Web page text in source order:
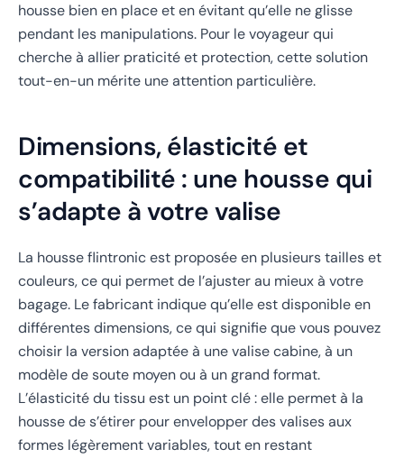
housse bien en place et en évitant qu’elle ne glisse
pendant les manipulations. Pour le voyageur qui
cherche à allier praticité et protection, cette solution
tout-en-un mérite une attention particulière.
Dimensions, élasticité et
compatibilité : une housse qui
s’adapte à votre valise
La housse flintronic est proposée en plusieurs tailles et
couleurs, ce qui permet de l’ajuster au mieux à votre
bagage. Le fabricant indique qu’elle est disponible en
différentes dimensions, ce qui signifie que vous pouvez
choisir la version adaptée à une valise cabine, à un
modèle de soute moyen ou à un grand format.
L’élasticité du tissu est un point clé : elle permet à la
housse de s’étirer pour envelopper des valises aux
formes légèrement variables, tout en restant